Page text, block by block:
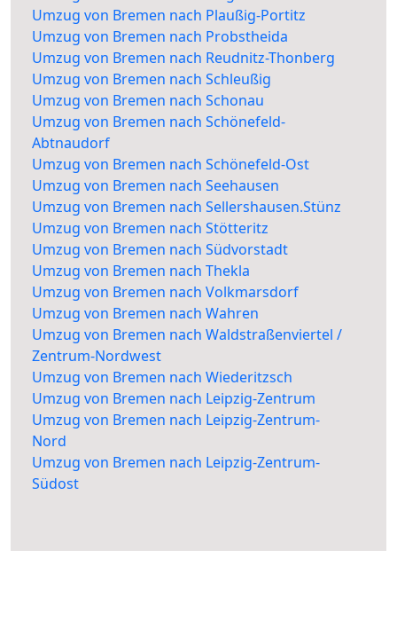
Umzug von Bremen nach Plaußig-Portitz
Umzug von Bremen nach Probstheida
Umzug von Bremen nach Reudnitz-Thonberg
Umzug von Bremen nach Schleußig
Umzug von Bremen nach Schonau
Umzug von Bremen nach Schönefeld-
Abtnaudorf
Umzug von Bremen nach Schönefeld-Ost
Umzug von Bremen nach Seehausen
Umzug von Bremen nach Sellershausen.Stünz
Umzug von Bremen nach Stötteritz
Umzug von Bremen nach Südvorstadt
Umzug von Bremen nach Thekla
Umzug von Bremen nach Volkmarsdorf
Umzug von Bremen nach Wahren
Umzug von Bremen nach Waldstraßenviertel /
Zentrum-Nordwest
Umzug von Bremen nach Wiederitzsch
Umzug von Bremen nach Leipzig-Zentrum
Umzug von Bremen nach Leipzig-Zentrum-
Nord
Umzug von Bremen nach Leipzig-Zentrum-
Südost